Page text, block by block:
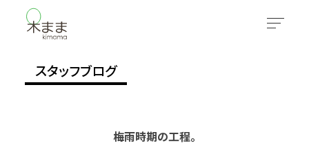
スタッフブログ
梅雨時期の工程。